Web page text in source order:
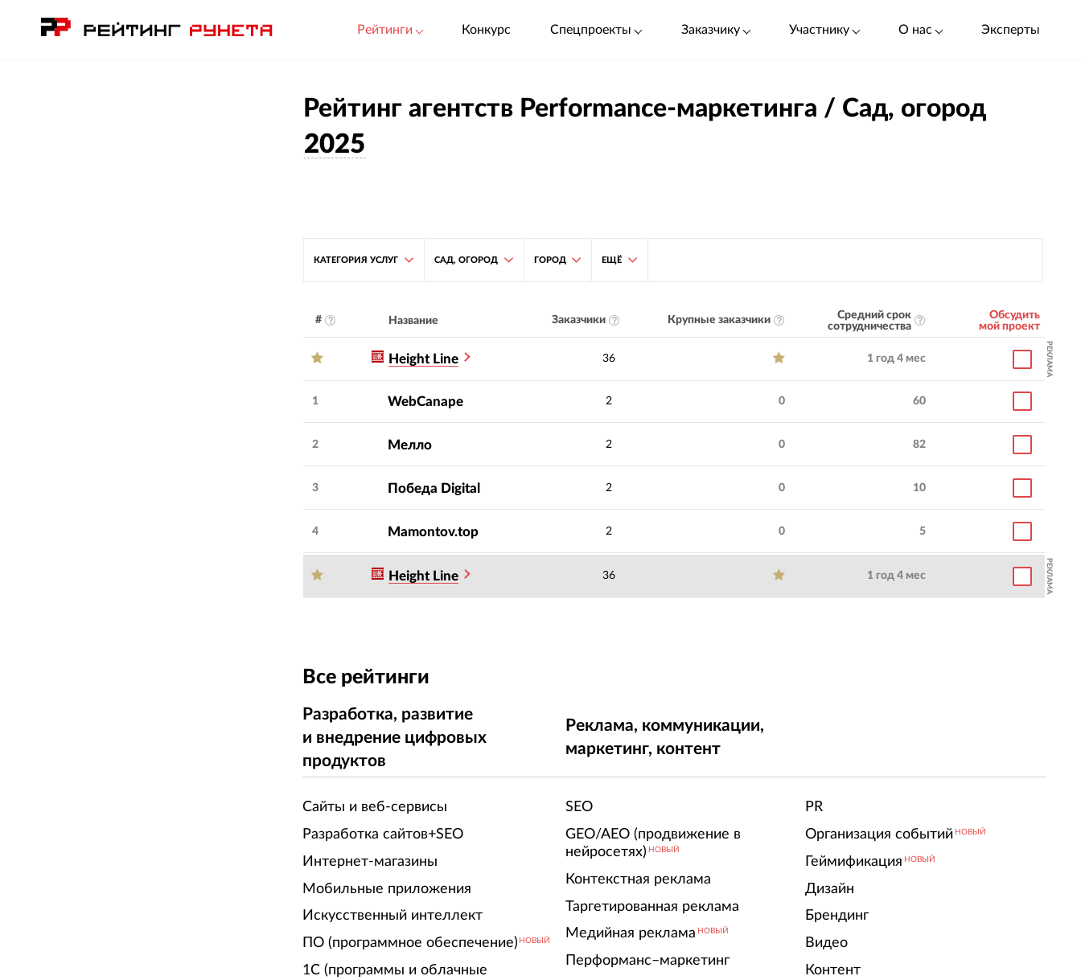
Рейтинги Конкурс Спецпроекты Заказчику Участнику О нас Эксперты
Рейтинг агентств Performance-маркетинга / Сад, огород
2025
КАТЕГОРИЯ УСЛУГ САД, ОГОРОД ГОРОД ЕЩЁ
# Название Заказчики Крупные заказчики
Средний срок
сотрудничества
Обсудить
мой проект
Height Line 36 1 год 4 мес РЕКЛАМА
1 WebCanape 2 0 60
2 Мелло 2 0 82
3 Победа Digital 2 0 10
4 Mamontov.top 2 0 5
Height Line 36 1 год 4 мес РЕКЛАМА
Все рейтинги
Разработка, развитие
и внедрение цифровых
продуктов
Сайты и веб-сервисы
Разработка сайтов+SEO
Интернет-магазины
Мобильные приложения
Искусственный интеллект
ПО (программное обеспечение) НОВЫЙ
1С (программы и облачные
Реклама, коммуникации,
маркетинг, контент
SEO
GEO/AEO (продвижение в
нейросетях) НОВЫЙ
Контекстная реклама
Таргетированная реклама
Медийная реклама НОВЫЙ
Перформанс–маркетинг
PR
Организация событий НОВЫЙ
Геймификация НОВЫЙ
Дизайн
Брендинг
Видео
Контент